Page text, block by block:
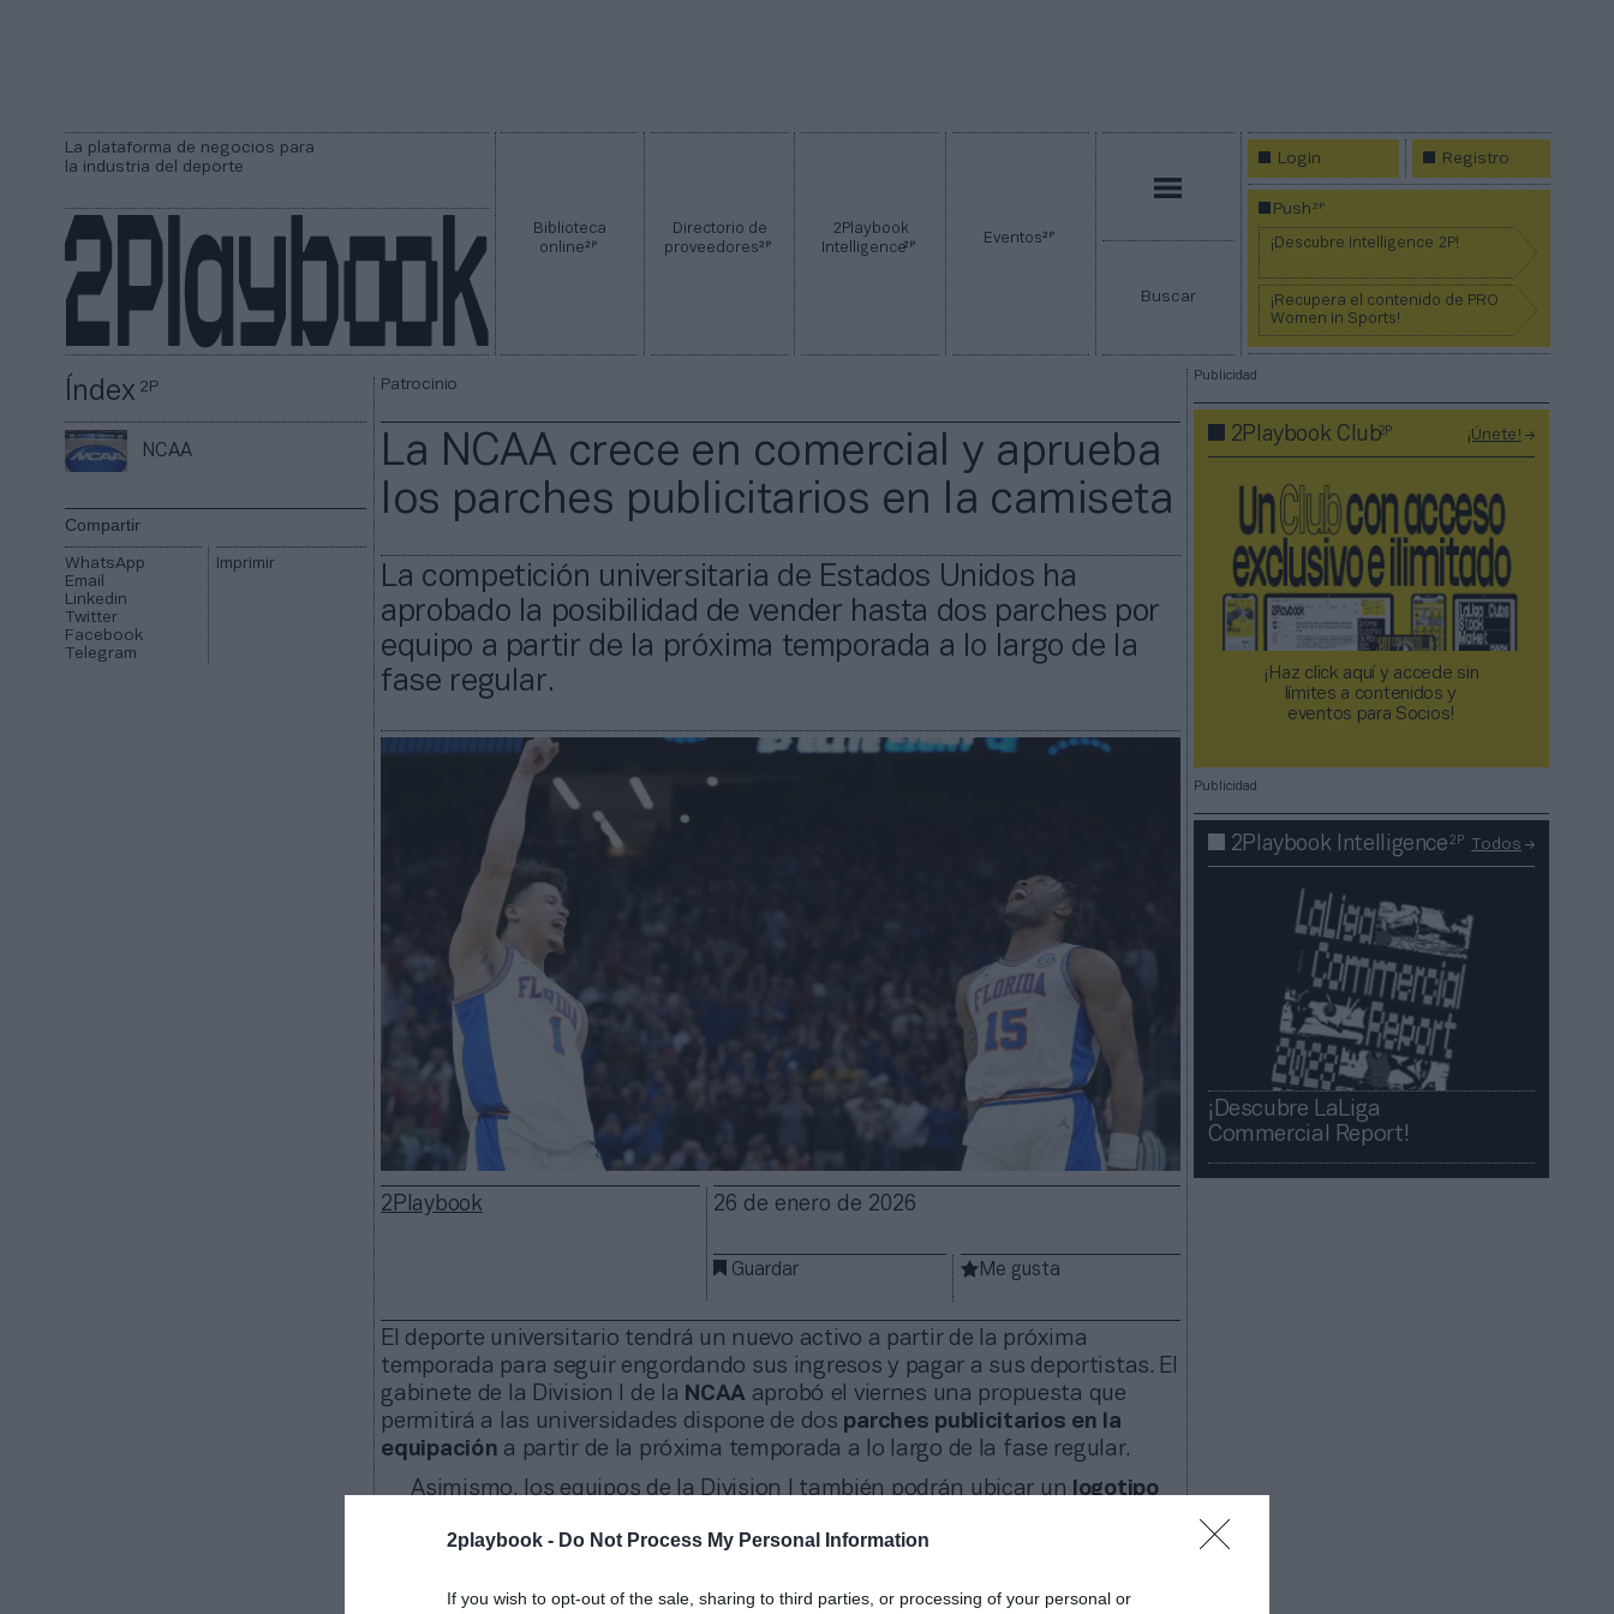
2playbook - Do Not Process My Personal Information
If you wish to opt-out of the sale, sharing to third parties, or processing of your personal or
La plataforma de negocios para
la industria del deporte
Biblioteca
online2P
Directorio de
proveedores2P
2Playbook
Intelligence2P Eventos2P
Buscar
Login Registro
Push2P
¡Descubre Intelligence 2P!
¡Recupera el contenido de PRO
Women in Sports!
Índex2P
NCAA
Compartir
WhatsApp
Email
Linkedin
Twitter
Facebook
Telegram
Imprimir
Patrocinio
La NCAA crece en comercial y aprueba
los parches publicitarios en la camiseta
La competición universitaria de Estados Unidos ha
aprobado la posibilidad de vender hasta dos parches por
equipo a partir de la próxima temporada a lo largo de la
fase regular.
2Playbook 26 de enero de 2026
Guardar Me gusta
El deporte universitario tendrá un nuevo activo a partir de la próxima
temporada para seguir engordando sus ingresos y pagar a sus deportistas. El
gabinete de la Division I de la NCAA aprobó el viernes una propuesta que
permitirá a las universidades dispone de dos parches publicitarios en la
equipación a partir de la próxima temporada a lo largo de la fase regular.
Asimismo, los equipos de la Division I también podrán ubicar un
logotipo
un logotipo comercial adicional en los uniformes y ropa para los
Publicidad
2Playbook Club2P ¡Únete!
¡Haz click aquí y accede sin
límites a contenidos y
eventos para Socios!​​​​​​​
Publicidad
2Playbook Intelligence2P Todos
¡Descubre LaLiga
Commercial Report!​​